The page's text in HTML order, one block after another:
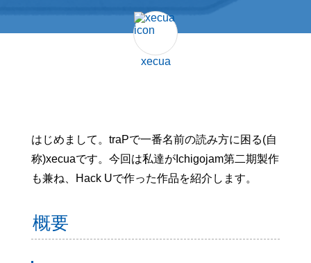
xecua
はじめまして。traPで一番名前の読み方に困る(自
称)xecuaです。今回は私達がIchigojam第二期製作
も兼ね、Hack Uで作った作品を紹介します。
概要